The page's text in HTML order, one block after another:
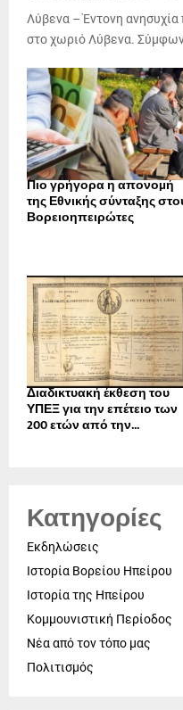
Λύβενα – Έντονη
στο χωριό Λύβενα.
Πιο γρήγορα η απονοµή
της Εθνικής σύνταξης
Βορειοηπειρώτες
Διαδικτυακή έκθεση του
ΥΠΕΞ για την επέτειο των
200 ετών από την...
Κατηγορίες
Εκδηλώσεις
Ιστορία Βορείου Ηπείρου
Ιστορία της Ηπείρου
Κομμουνιστική Περίοδος
Νέα από τον τόπο μας
Πολιτισμός